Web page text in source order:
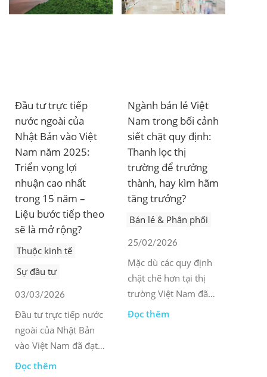
Đầu tư trực tiếp
nước ngoài của
Nhật Bản vào Việt
Nam năm 2025:
Triển vọng lợi
nhuận cao nhất
trong 15 năm –
Liệu bước tiếp theo
sẽ là mở rộng?
Thuộc kinh tế
Sự đầu tư
03/03/2026
Đầu tư trực tiếp nước
ngoài của Nhật Bản
vào Việt Nam đã đạt
đến bước ngoặt vào
Đọc thêm
Ngành bán lẻ Việt
Nam trong bối cảnh
siết chặt quy định:
Thanh lọc thị
trường để trưởng
thành, hay kìm hãm
tăng trưởng?
Bán lẻ & Phân phối
25/02/2026
Mặc dù các quy định
chặt chẽ hơn tại thị
trường Việt Nam đã
tạo ra áp lực điều
Đọc thêm